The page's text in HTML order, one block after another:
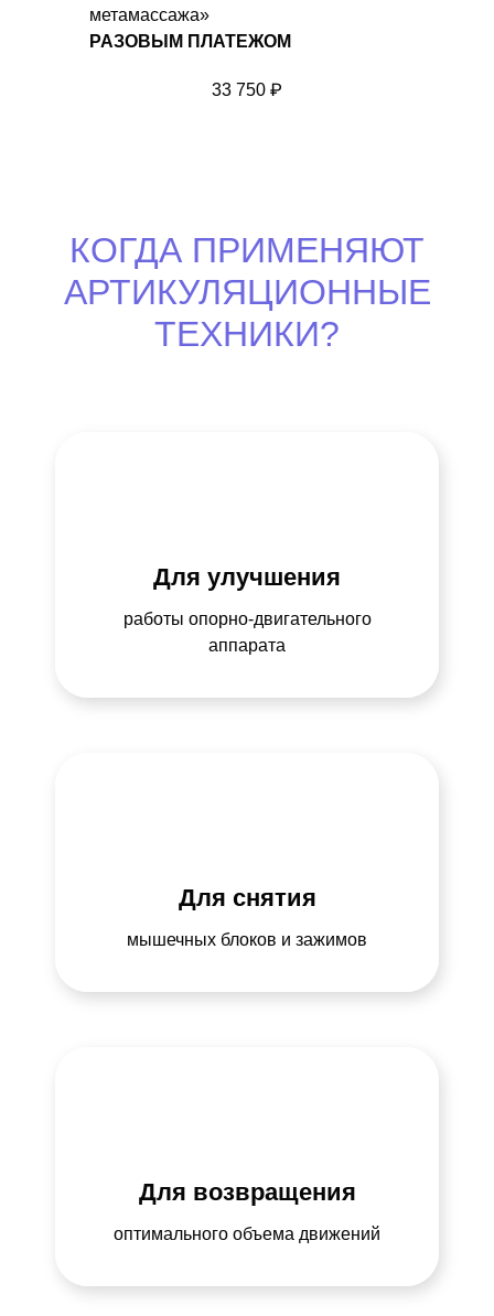
метамассажа»
РАЗОВЫМ ПЛАТЕЖОМ
33 750 ₽
КОГДА ПРИМЕНЯЮТ
АРТИКУЛЯЦИОННЫЕ
ТЕХНИКИ?
Для улучшения
работы опорно-двигательного
аппарата
Для снятия
мышечных блоков и зажимов
Для возвращения
оптимального объема движений